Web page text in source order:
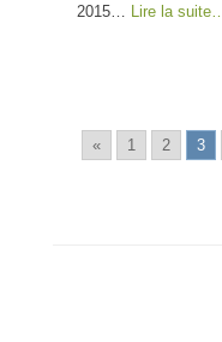
2015… Lire la suite…
« 1 2 3